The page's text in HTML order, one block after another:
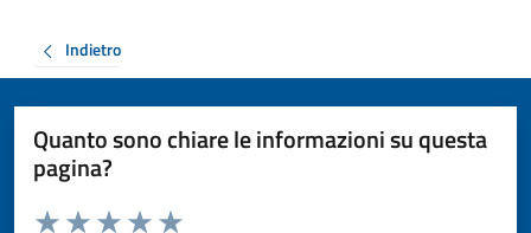
Indietro
Quanto sono chiare le informazioni su questa
pagina?
Valuta da 1 a 5 stelle la pagina